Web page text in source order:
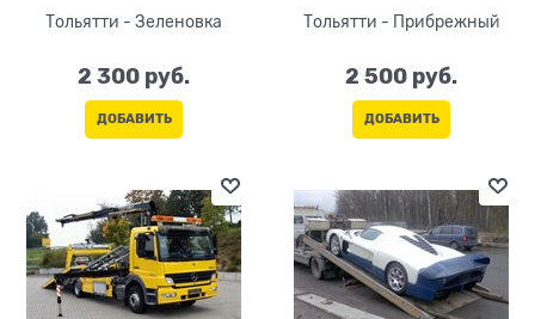
Тольятти - Зеленовка
2 300 руб.
ДОБАВИТЬ
Тольятти - Прибрежный
2 500 руб.
ДОБАВИТЬ